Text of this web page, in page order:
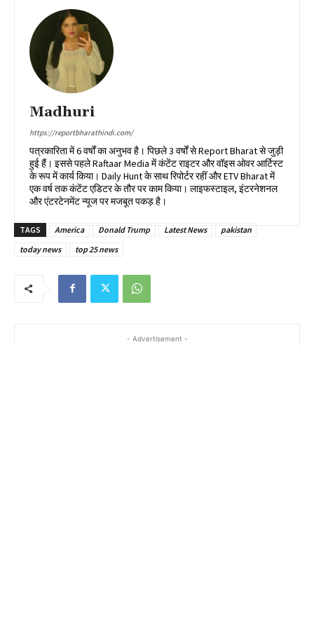
Madhuri
https://reportbharathindi.com/
पत्रकारिता में 6 वर्षों का अनुभव है। पिछले 3 वर्षों से Report Bharat से जुड़ी
हुई हैं। इससे पहले Raftaar Media में कंटेंट राइटर और वॉइस ओवर आर्टिस्ट
के रूप में कार्य किया। Daily Hunt के साथ रिपोर्टर रहीं और ETV Bharat में
एक वर्ष तक कंटेंट एडिटर के तौर पर काम किया। लाइफस्टाइल, इंटरनेशनल
और एंटरटेनमेंट न्यूज पर मजबूत पकड़ है।
TAGS America Donald Trump Latest News
pakistan
today news
top 25 news
- Advertisement -